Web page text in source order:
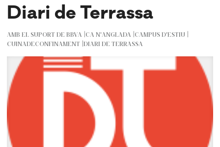
Diari de Terrassa
AMB EL SUPORT DE BBVA CA N'ANGLADA CAMPUS D'ESTIU
CUINADECONFINAMENT DIARI DE TERRASSA